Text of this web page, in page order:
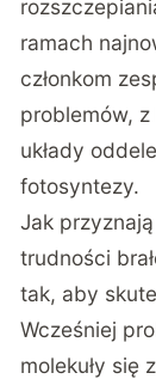
ramach
członkom
problemów,
układy
fotosyntezy.
Jak
trudności
tak, aby
Wcześniej
molekuły się